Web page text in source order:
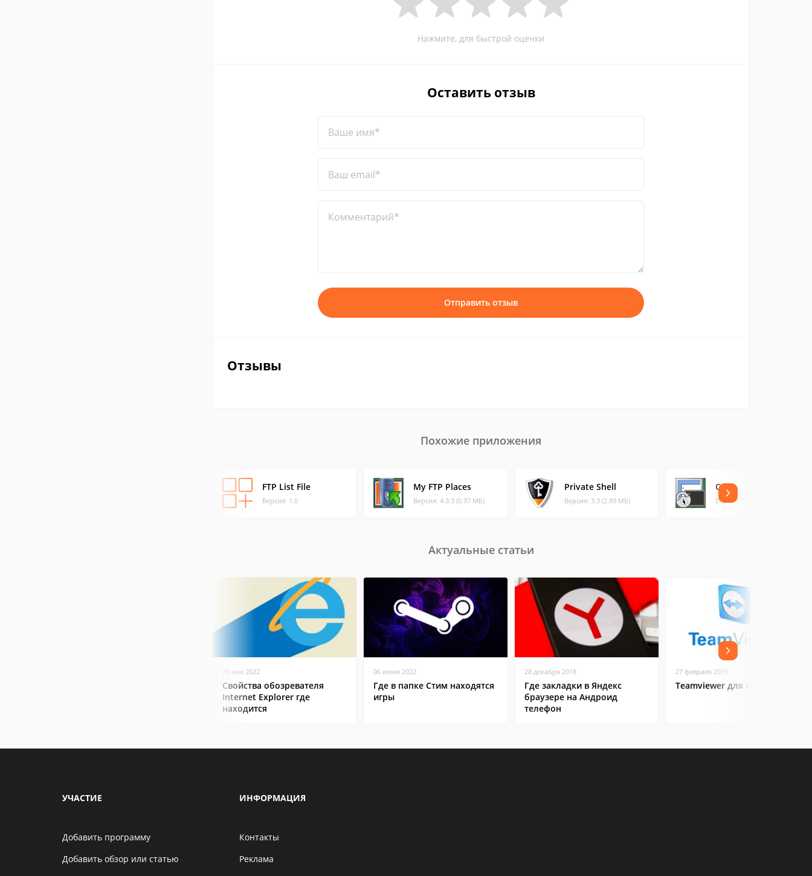
Нажмите, для быстрой оценки
Оставить отзыв
Ваше имя*
Ваш email*
Комментарий*
Отправить отзыв
Отзывы
Похожие приложения
FTP List File
Версия: 1.0
My FTP Places
Версия: 4.3.3 (0.97 МБ)
Private Shell
Версия: 3.3 (2.89 МБ)
CRT
Версия: 5.2 (3.59 МБ)
Актуальные статьи
20 мая 2022
Свойства обозревателя
Internet Explorer где
находится
06 июня 2022
Где в папке Стим находятся
игры
28 декабря 2018
Где закладки в Яндекс
браузере на Андроид
телефон
27 февраля 2019
Teamviewer для Ubuntu
УЧАСТИЕ
Добавить программу
Добавить обзор или статью
ИНФОРМАЦИЯ
Контакты
Реклама